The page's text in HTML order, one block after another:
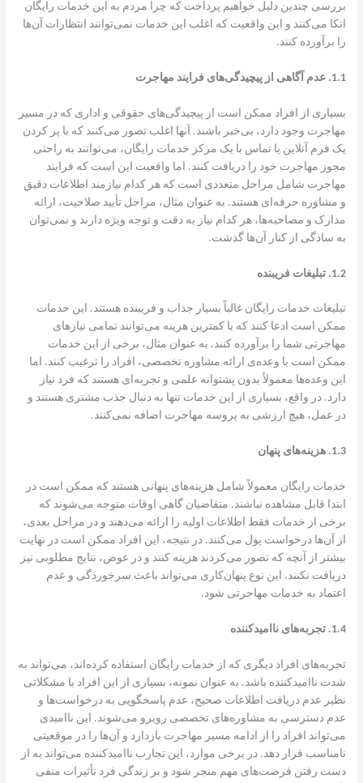
بررسی چندین دلیل خواهیم پرداخت که چرا مردم به این خدمات رایگان
اتکا می‌کنند و این واقعیت که اغلب این خدمات نمی‌توانند انتظارات آن‌ها
را برآورده کنند.
1.1. عدم آگاهی از پیچیدگی‌های فرایند مهاجرت
بسیاری از افراد ممکن است از پیچیدگی‌های حقوقی و اداری که در مسیر
مهاجرت وجود دارد، بی‌خبر باشند. آنها اغلب تصور می‌کنند که با پر کردن
یک فرم آنلاین یا تماس با یک مرکز خدمات رایگان، می‌توانند به راحتی
مجوز مهاجرت خود را دریافت کنند. اما واقعیت این است که فرایند
مهاجرت شامل مراحل متعددی است که هر کدام نیازمند اطلاعات دقیق
و مشاوره حرفه‌ای هستند. به عنوان مثال، مراحل تأیید صلاحیت، ارائه
مدارک و مصاحبه‌ها، هر کدام نیاز به دقت و توجه ویژه دارند و نمی‌توان
به سادگی از کنار آن‌ها گذشت.
1.2. تبلیغات فریبنده
تبلیغات خدمات رایگان غالباً بسیار جذاب و فریبنده هستند. این خدمات
ممکن است ادعا کنند که با کمترین هزینه می‌توانند تمامی نیازهای
مهاجرتی شما را برآورده کنند. به عنوان مثال، برخی از این خدمات
ممکن است با وعده‌ی ارائه مشاوره تخصصی، افراد را ترغیب کنند. اما
این وعده‌ها معمولاً بدون پشتوانه علمی و تجربه‌ای هستند که فرد نیاز
دارد. در واقع، بسیاری از این خدمات تنها به دنبال جذب مشتری هستند و
در عمل، هیچ ارزشی به پروسه مهاجرت اضافه نمی‌کنند.
1.3. هزینه‌های پنهان
خدمات رایگان معمولاً شامل هزینه‌های پنهانی هستند که ممکن است در
ابتدا قابل مشاهده نباشند. متقاضیان گاهی اوقات متوجه می‌شوند که
برخی از خدمات فقط اطلاعات اولیه را ارائه می‌دهند و در مراحل بعدی،
از آن‌ها درخواست پول می‌کنند. در نتیجه، این افراد ممکن است در نهایت
بیشتر از آنچه که تصور می‌کردند هزینه کنند و در عوض، نتایج مطلوبی نیز
دریافت نکنند. این نوع پنهان‌کاری می‌تواند باعث سرخوردگی و عدم
اعتماد به خدمات مهاجرتی شود.
1.4. تجربه‌های ناامیدکننده
تجربه‌های افراد دیگری که از خدمات رایگان استفاده کرده‌اند، می‌تواند به
شدت ناامیدکننده باشد. به عنوان نمونه، بسیاری از این افراد با مشکلاتی
نظیر عدم دریافت اطلاعات صحیح، عدم پاسخگویی به درخواست‌ها و
عدم دسترسی به مشاوره‌های تخصصی روبرو می‌شوند. این ناامیدی
می‌تواند افراد را از ادامه مسیر مهاجرت بازدارد و آن‌ها را در موقعیتی
نامناسب قرار دهد. در برخی موارد، این تجارب ناامیدکننده می‌تواند به از
دست رفتن فرصت‌های مهم منجر شود و بر زندگی فرد تأثیرات منفی